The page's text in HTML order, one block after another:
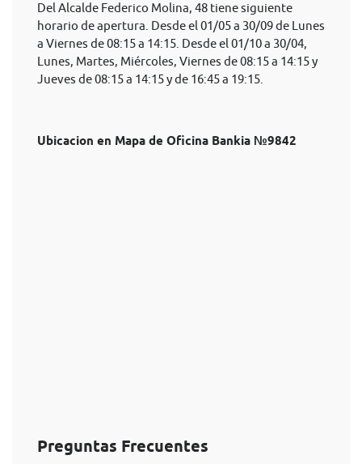
Del Alcalde Federico Molina, 48 tiene siguiente
horario de apertura. Desde el 01/05 a 30/09 de Lunes
a Viernes de 08:15 a 14:15. Desde el 01/10 a 30/04,
Lunes, Martes, Miércoles, Viernes de 08:15 a 14:15 y
Jueves de 08:15 a 14:15 y de 16:45 a 19:15.
Ubicacion en Mapa de Oficina Bankia №9842
Preguntas Frecuentes